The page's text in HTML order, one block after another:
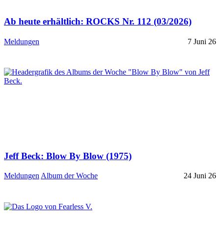
Ab heute erhältlich: ROCKS Nr. 112 (03/2026)
Meldungen 7 Juni 26
Jeff Beck: Blow By Blow (1975)
MeldungenAlbum der Woche 24 Juni 26